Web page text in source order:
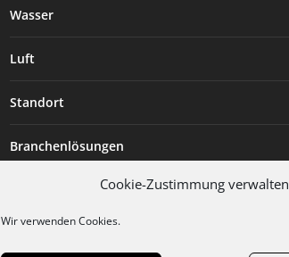
Cookie-Zustimmung verwalten
Wir verwenden Cookies.
Wasser
Luft
Standort
Branchenlösungen